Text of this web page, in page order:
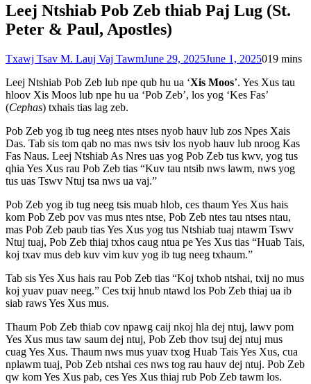
Leej Ntshiab Pob Zeb thiab Paj Lug (St.
Peter & Paul, Apostles)
Txawj Tsav M. Lauj Vaj TawmJune 29, 2025June 1, 2025019 mins
Leej Ntshiab Pob Zeb lub npe qub hu ua ‘Xis Moos’. Yes Xus tau
hloov Xis Moos lub npe hu ua ‘Pob Zeb’, los yog ‘Kes Fas’
(Cephas) txhais tias lag zeb.
Pob Zeb yog ib tug neeg ntes ntses nyob hauv lub zos Npes Xais
Das. Tab sis tom qab no mas nws tsiv los nyob hauv lub nroog Kas
Fas Naus. Leej Ntshiab As Nres uas yog Pob Zeb tus kwv, yog tus
qhia Yes Xus rau Pob Zeb tias “Kuv tau ntsib nws lawm, nws yog
tus uas Tswv Ntuj tsa nws ua vaj.”
Pob Zeb yog ib tug neeg tsis muab hlob, ces thaum Yes Xus hais
kom Pob Zeb pov vas mus ntes ntse, Pob Zeb ntes tau ntses ntau,
mas Pob Zeb paub tias Yes Xus yog tus Ntshiab tuaj ntawm Tswv
Ntuj tuaj, Pob Zeb thiaj txhos caug ntua pe Yes Xus tias “Huab Tais,
koj txav mus deb kuv vim kuv yog ib tug neeg txhaum.”
Tab sis Yes Xus hais rau Pob Zeb tias “Koj txhob ntshai, txij no mus
koj yuav puav neeg.” Ces txij hnub ntawd los Pob Zeb thiaj ua ib
siab raws Yes Xus mus.
Thaum Pob Zeb thiab cov npawg caij nkoj hla dej ntuj, lawv pom
Yes Xus mus taw saum dej ntuj, Pob Zeb thov tsuj dej ntuj mus
cuag Yes Xus. Thaum nws mus yuav txog Huab Tais Yes Xus, cua
nplawm tuaj, Pob Zeb ntshai ces nws tog rau hauv dej ntuj. Pob Zeb
qw kom Yes Xus pab, ces Yes Xus thiaj rub Pob Zeb tawm los.